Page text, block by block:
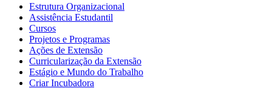
Estrutura Organizacional
Assistência Estudantil
Cursos
Projetos e Programas
Ações de Extensão
Curricularização da Extensão
Estágio e Mundo do Trabalho
Criar Incubadora